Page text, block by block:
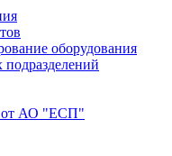
оборудования
от АО "ЕСП"